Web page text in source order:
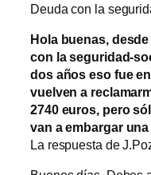
Deuda con la
Hola buenas,
con la seguridad-
dos años eso fue
vuelven a
2740 euros, pero
van a embargar
La respuesta de